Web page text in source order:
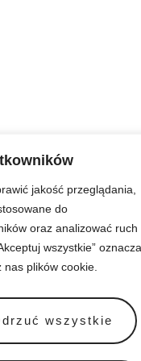
jakość przeglądania,
do
oraz analizować ruch
wszystkie” oznacza
plików cookie.
wszystkie